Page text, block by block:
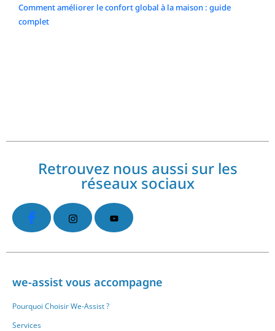
Comment améliorer le confort global à la maison : guide
complet
Retrouvez nous aussi sur les
réseaux sociaux
we-assist vous accompagne
Pourquoi Choisir We-Assist ?
Services